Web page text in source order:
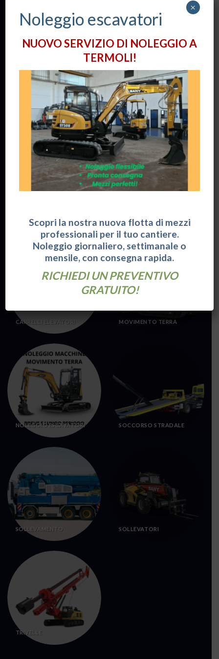
Contatti:
Via Alessandro Volta, 12
+39 0875 724075
info@tctrade.it
Orari apertura Uffici:
Lun / Ven: 8:30 - 18:00
Informativa sulla Privacy
Categorie:
CARRELLI ELEVATORI MOVIMENTO TERRA
NOLEGGIO ESCAVATORI SOCCORSO STRADALE
SOLLEVAMENTO SOLLEVATORI
TRIVELLE
Noleggio escavatori
NUOVO SERVIZIO DI NOLEGGIO A
TERMOLI!
Scopri la nostra nuova flotta di mezzi
professionali per il tuo cantiere.
Noleggio giornaliero, settimanale o
mensile, con consegna rapida.
RICHIEDI UN PREVENTIVO
GRATUITO!
×